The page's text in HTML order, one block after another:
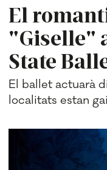
El
"Giselle"
State
El ballet actuarà
localitats estan